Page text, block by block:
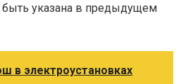
указана в предыдущем
в электроустановках